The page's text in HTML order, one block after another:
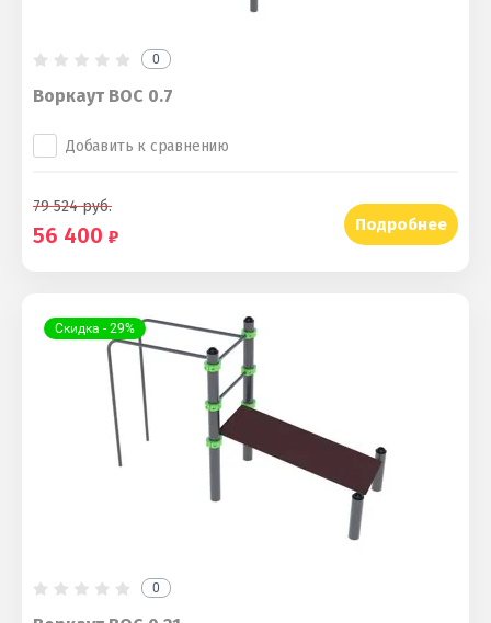
0
Воркаут ВОС 0.7
Добавить к сравнению
79 524руб.
56 400 Подробнее
Скидка - 29%
0